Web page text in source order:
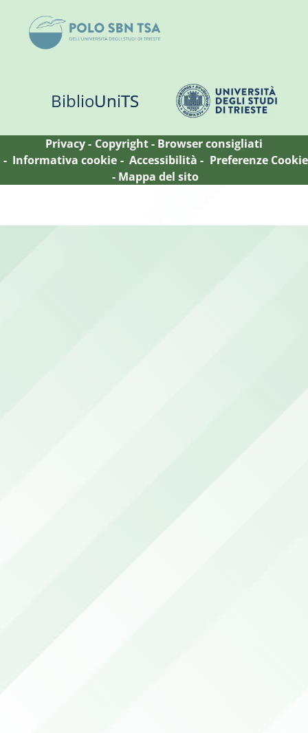
BiblioUniTS
Privacy Copyright
Browser consigliati
Informativa cookie
Accessibilità
Preferenze Cookie
Mappa del sito